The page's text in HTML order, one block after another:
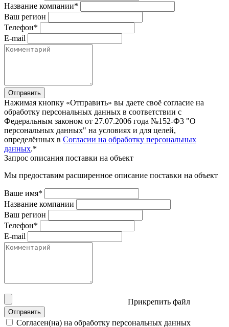
Название компании*
Ваш регион
Телефон*
E-mail
Отправить
Нажимая кнопку «Отправить» вы даете своё согласие на
обработку персональных данных в соответствии с
Федеральным законом от 27.07.2006 года №152-Ф3 "О
персональных данных" на условиях и для целей,
определённых в Согласии на обработку персональных
данных.*
Запрос описания поставки на объект
Мы предоставим расширенное описание поставки на объект
Ваше имя*
Название компании
Ваш регион
Телефон*
E-mail
Прикрепить файл
Отправить
Согласен(на) на обработку персональных данных